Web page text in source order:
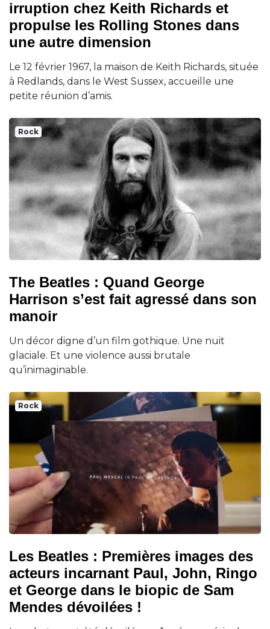
irruption chez Keith Richards et
propulse les Rolling Stones dans
une autre dimension
Le 12 février 1967, la maison de Keith Richards, située
à Redlands, dans le West Sussex, accueille une
petite réunion d’amis.
Rock
The Beatles : Quand George
Harrison s’est fait agressé dans son
manoir
Un décor digne d’un film gothique. Une nuit
glaciale. Et une violence aussi brutale
qu’inimaginable.
Rock
Les Beatles : Premières images des
acteurs incarnant Paul, John, Ringo
et George dans le biopic de Sam
Mendes dévoilées !